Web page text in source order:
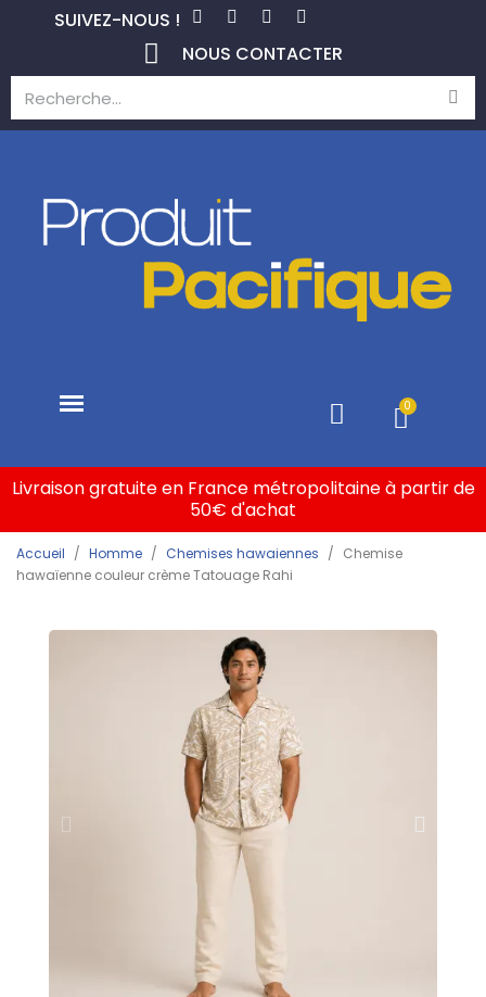
SUIVEZ-NOUS !
NOUS CONTACTER
Livraison gratuite en France métropolitaine à partir de
50€ d'achat
Accueil Homme Chemises hawaiennes
Chemise
hawaïenne couleur crème Tatouage Rahi